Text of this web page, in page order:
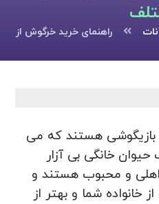
راهنمای خرید خرگوش از
بازیگوشی هستند که می
خانگی بی آزار
اهلی و محبوب هستند و
خانواده شما و بهتر از